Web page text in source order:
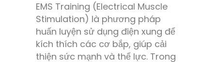
EMS Training (Electrical Muscle
Stimulation) là phương pháp
huấn luyện sử dụng điện xung để
kích thích các cơ bắp, giúp cải
thiện sức mạnh và thể lực. Trong